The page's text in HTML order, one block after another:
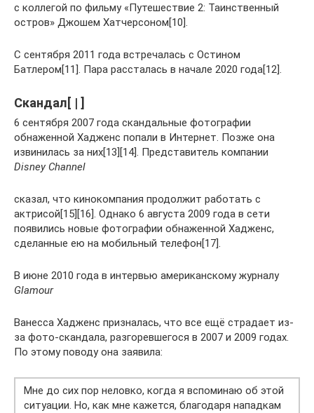
с коллегой по фильму «Путешествие 2: Таинственный
остров» Джошем Хатчерсоном[10].
С сентября 2011 года встречалась с Остином
Батлером[11]. Пара рассталась в начале 2020 года[12].
Скандал[ | ]
6 сентября 2007 года скандальные фотографии
обнаженной Хадженс попали в Интернет. Позже она
извинилась за них[13][14]. Представитель компании
Disney Channel
сказал, что кинокомпания продолжит работать с
актрисой[15][16]. Однако 6 августа 2009 года в сети
появились новые фотографии обнаженной Хадженс,
сделанные ею на мобильный телефон[17].
В июне 2010 года в интервью американскому журналу
Glamour
Ванесса Хадженс призналась, что все ещё страдает из-
за фото-скандала, разгоревшегося в 2007 и 2009 годах.
По этому поводу она заявила:
Мне до сих пор неловко, когда я вспоминаю об этой
ситуации. Но, как мне кажется, благодаря нападкам